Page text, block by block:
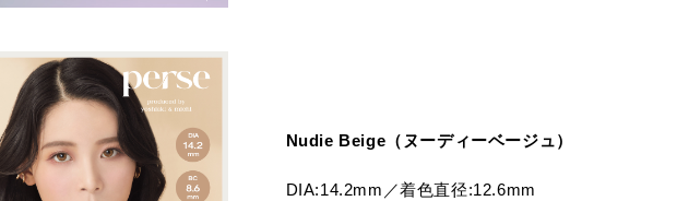
Nudie Beige（ヌーディーベージュ）
DIA:14.2mm／着色直径:12.6mm